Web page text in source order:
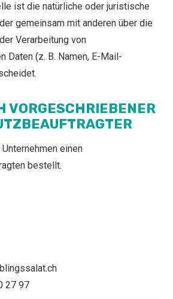
ist die natürliche oder juristische
gemeinsam mit anderen über die
Verarbeitung von
Daten (z. B. Namen, E-Mail-
VORGESCHRIEBENER
einen
bestellt.
27 97